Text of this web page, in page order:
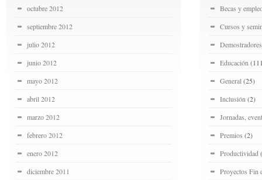
octubre 2012
septiembre 2012
julio 2012
junio 2012
mayo 2012
abril 2012
marzo 2012
febrero 2012
enero 2012
diciembre 2011
Becas y
Cursos y
Demostradores
Educación
General (25)
Inclusión (2)
Jornadas,
Premios (2)
Productividad
Proyectos Fin